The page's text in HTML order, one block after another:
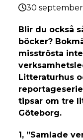
30
Blir du också
böcker?
misströsta
Litteraturhus
tipsar om tre
Göteborg.
1, ”Samlade